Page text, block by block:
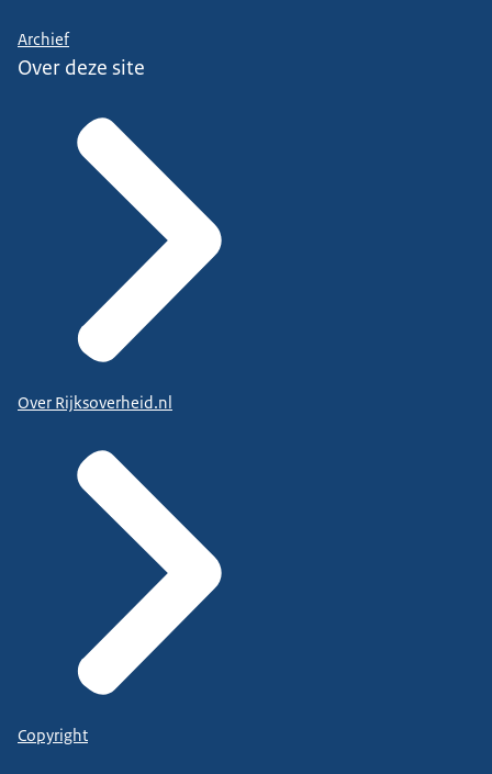
Archief
Over deze site
Over Rijksoverheid.nl
Copyright